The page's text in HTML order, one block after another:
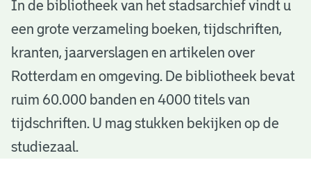
B
b
o
In de bibliotheek van het stadsarchief vindt u
een grote verzameling boeken, tijdschriften,
kranten, jaarverslagen en artikelen over
Rotterdam en omgeving. De bibliotheek bevat
ruim 60.000 banden en 4000 titels van
tijdschriften. U mag stukken bekijken op de
studiezaal.